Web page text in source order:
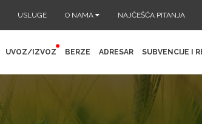
USLUGE O NAMA NAJČEŠĆA PITANJA
UVOZ/IZVOZ BERZE ADRESAR SUBVENCIJE I